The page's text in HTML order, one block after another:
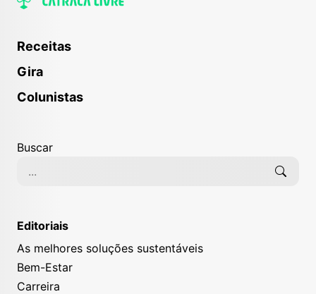
Receitas
Gira
Colunistas
Buscar
Editoriais
As melhores soluções sustentáveis
Bem-Estar
Carreira